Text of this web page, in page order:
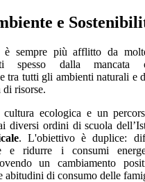
e
è sempre più afflitto da
spesso dalla mancata
tra tutti gli ambienti naturali e
risorse.
ecologica e un
diversi ordini di scuola
. L'obiettivo è duplice:
e ridurre i consumi
un cambiamento
abitudini di consumo delle